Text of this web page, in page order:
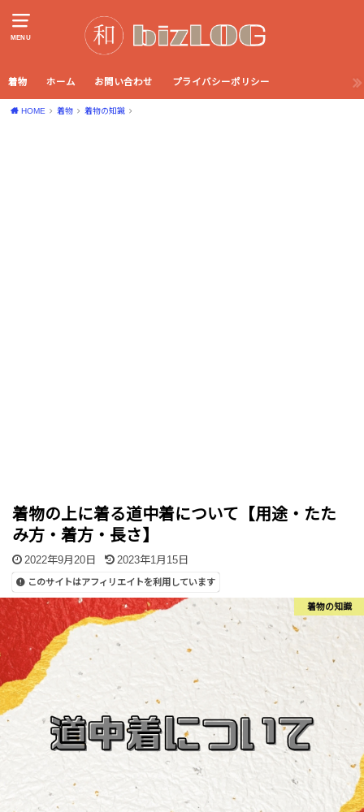
MENU
着物 ホーム お問い合わせ プライバシーポリシー
HOME 着物 着物の知識
着物の上に着る道中着について【用途・たた
み方・着方・長さ】
2022年9月20日 2023年1月15日
このサイトはアフィリエイトを利用しています
着物の知識